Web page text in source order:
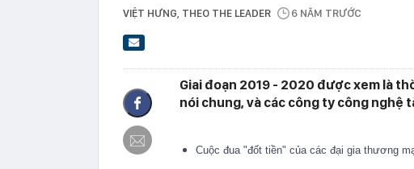
VIỆT HƯNG , THEO THE LEADER 6 NĂM TRƯỚC
Giai đoạn 2019 - 2020 được xem là
nói chung, và các công ty công nghệ
Cuộc đua "đốt tiền" của các đại gia thương